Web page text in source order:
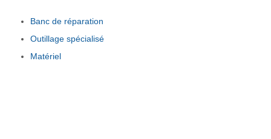
Banc de réparation
Outillage spécialisé
Matériel